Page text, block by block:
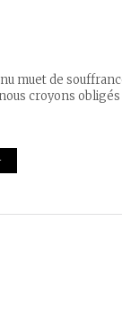
muet de
croyons